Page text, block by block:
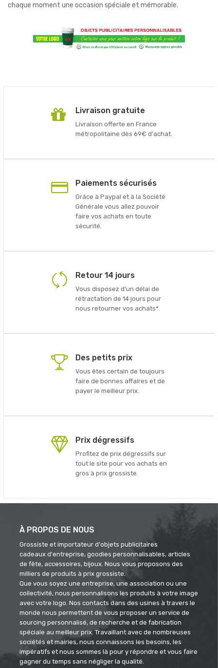
chaque moment une occasion spéciale et mémorable.
Livraison gratuite
Livraison offerte en France
métropolitaine dès 69€ d'achat.
Paiements sécurisés
Grâce à Paypal et à la Société
Générale vous allez pouvoir
faire vos achats en toute
sécurité.
Retour 14 jours
Vous disposez d'un délai de
rétractation de 14 jours pour
nous retourner vos achats*.
Des petits prix
Vous êtes certain de toujours
faire de bonnes affaires et de
payer le meilleur prix.
Prix dégressifs
Profitez de prix dégressifs sur
tout le site pour vos achats en
gros à prix grossiste.
À PROPOS DE NOUS
Grossiste et importateur d'objets publicitaires
cadeaux d'entreprise, goodies personnalisables, articles
de fête, accessoires, bijoux. Nous vous proposons des
milliers de produits à prix grossiste.
Que vous soyez une entreprise, une association ou une
collectivité, nous personnalisons les produits à votre image
avec votre logo. Nos contacts dans des usines à travers le
monde nous permettent de vous proposer un service de
sourcing personnalisé, de recherche et de fabrication
spéciale au meilleur prix. Travaillant avec de nombreuses
sociétés et mairies, nous connaissons les besoins, les
impératifs et nous sommes là pour y répondre et vous faire
gagner du temps sans négliger la qualité.